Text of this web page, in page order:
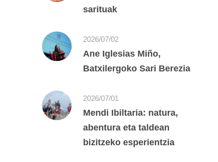
sarituak
2026/07/02
Ane Iglesias Miño,
Batxilergoko Sari Berezia
2026/07/01
Mendi Ibiltaria: natura,
abentura eta taldean
bizitzeko esperientzia